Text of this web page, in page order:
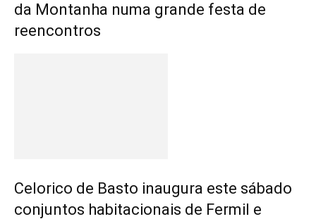
da Montanha numa grande festa de
reencontros
Celorico de Basto inaugura este sábado
conjuntos habitacionais de Fermil e